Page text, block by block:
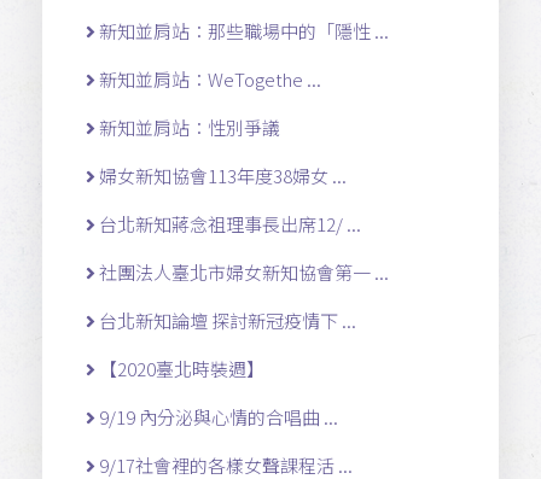
新知並肩站：那些職場中的「隱性 ...
新知並肩站：WeTogethe ...
新知並肩站：性別爭議
婦女新知協會113年度38婦女 ...
台北新知蔣念祖理事長出席12/ ...
社團法人臺北市婦女新知協會第一 ...
台北新知論壇 探討新冠疫情下 ...
【2020臺北時裝週】
9/19 內分泌與心情的合唱曲 ...
9/17社會裡的各樣女聲課程活 ...